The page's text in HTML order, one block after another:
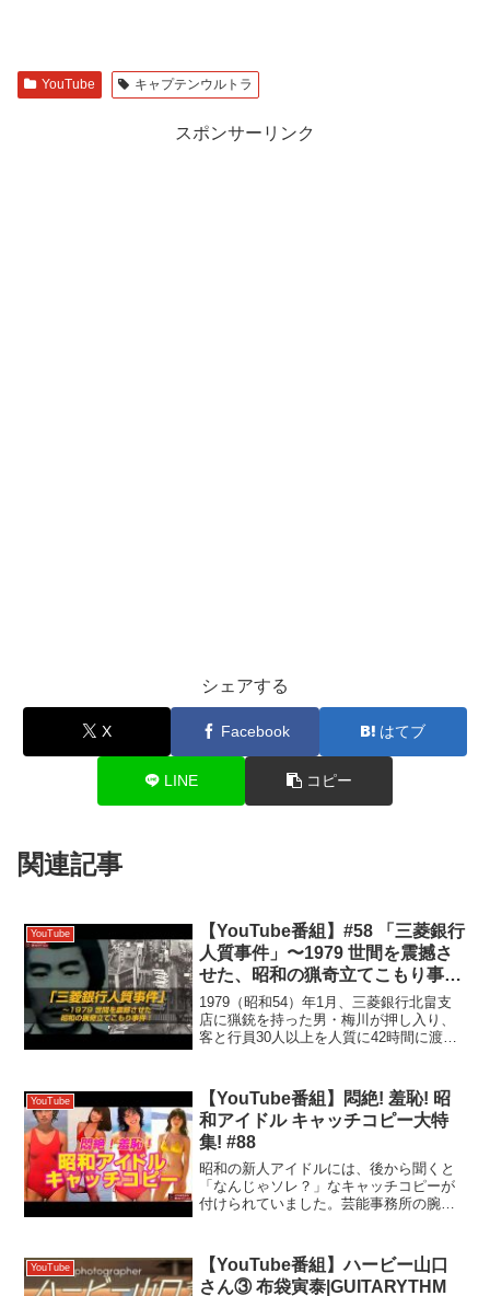
YouTube キャプテンウルトラ
スポンサーリンク
シェアする
X Facebook はてブ
LINE コピー
関連記事
YouTube
【YouTube番組】#58 「三菱銀行
人質事件」〜1979 世間を震撼さ
せた、昭和の猟奇立てこもり事
件！
1979（昭和54）年1月、三菱銀行北畠支
店に猟銃を持った男・梅川が押し入り、
客と行員30人以上を人質に42時間に渡り
は、TVが連日、現場の緊迫した映像をお
茶の間...
YouTube
【YouTube番組】悶絶! 羞恥! 昭
和アイドル キャッチコピー大特
集! #88
昭和の新人アイドルには、後から聞くと
「なんじゃソレ？」なキャッチコピーが
付けられていました。芸能事務所の腕利
でソレなの？ヒドくない？という･･･。今
回は、そんな悶絶...
YouTube
【YouTube番組】ハービー山口
さん③ 布袋寅泰|GUITARYTHM